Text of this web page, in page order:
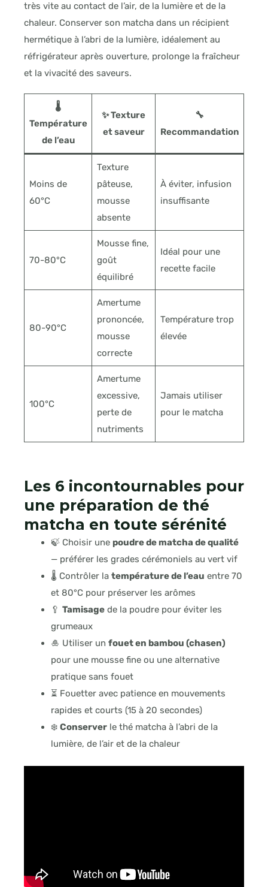
très vite au contact de l’air, de la lumière et de la
chaleur. Conserver son matcha dans un récipient
hermétique à l’abri de la lumière, idéalement au
réfrigérateur après ouverture, prolonge la fraîcheur
et la vivacité des saveurs.
🌡️
Température
de l’eau
✨ Texture
et saveur
🔧
Recommandation
Moins de
60°C
Texture
pâteuse,
mousse
absente
À éviter, infusion
insuffisante
70-80°C
Mousse fine,
goût
équilibré
Idéal pour une
recette facile
80-90°C
Amertume
prononcée,
mousse
correcte
Température trop
élevée
100°C
Amertume
excessive,
perte de
nutriments
Jamais utiliser
pour le matcha
Les 6 incontournables pour
une préparation de thé
matcha en toute sérénité
🍃 Choisir une poudre de matcha de qualité
— préférer les grades cérémoniels au vert vif
🌡️ Contrôler la température de l’eau entre 70
et 80°C pour préserver les arômes
🥄 Tamisage de la poudre pour éviter les
grumeaux
🎍 Utiliser un fouet en bambou (chasen)
pour une mousse fine ou une alternative
pratique sans fouet
⏳ Fouetter avec patience en mouvements
rapides et courts (15 à 20 secondes)
❄️ Conserver le thé matcha à l’abri de la
lumière, de l’air et de la chaleur